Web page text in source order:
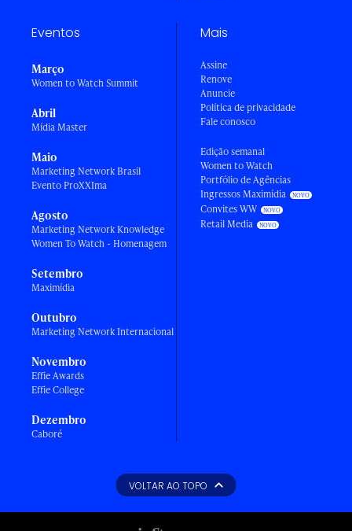
Eventos
Março
Women to Watch Summit
Abril
Mídia Master
Maio
Marketing Network Brasil
Evento ProXXIma
Agosto
Marketing Network Knowledge
Women To Watch - Homenagem
Setembro
Maximídia
Outubro
Marketing Network Internacional
Novembro
Effie Awards
Effie College
Dezembro
Caboré
Mais
Assine
Renove
Anuncie
Política de privacidade
Fale conosco
Edição semanal
Women to Watch
Portfólio de Agências
Ingressos Maximídia
Convites WW
Retail Media
VOLTAR AO TOPO